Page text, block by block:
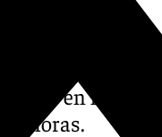
han
en
(Aemet) ha
en las
horas.